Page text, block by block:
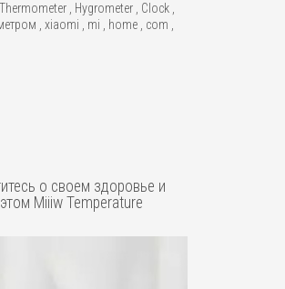
Thermometer Hygrometer Clock
xiaomi mi home com
о своем здоровье и
Miiiw Temperature